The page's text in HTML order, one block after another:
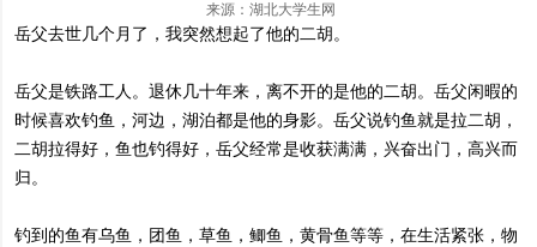
来源：湖北大学生网
岳父去世几个月了，我突然想起了他的二胡。
岳父是铁路工人。退休几十年来，离不开的是他的二胡。岳父闲暇的
时候喜欢钓鱼，河边，湖泊都是他的身影。岳父说钓鱼就是拉二胡，
二胡拉得好，鱼也钓得好，岳父经常是收获满满，兴奋出门，高兴而
归。
钓到的鱼有乌鱼，团鱼，草鱼，鲫鱼，黄骨鱼等等，在生活紧张，物